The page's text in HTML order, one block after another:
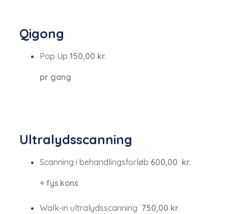
​Qigong
Pop Up 150,00​ kr.
pr gang​
Ultralydsscanning
Scanning i behandlingsforløb 600,00​ ​ kr.
+ fys.kons
Walk-in ultralydsscanning ​ 750,00​ kr.